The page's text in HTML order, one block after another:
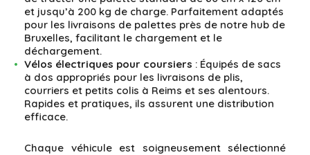
et jusqu’à 200 kg de charge. Parfaitement adaptés
pour les livraisons de palettes près de notre hub de
Bruxelles, facilitant le chargement et le
déchargement.
Vélos électriques pour coursiers : Équipés de sacs
à dos appropriés pour les livraisons de plis,
courriers et petits colis à Reims et ses alentours.
Rapides et pratiques, ils assurent une distribution
efficace.
Chaque véhicule est soigneusement sélectionné